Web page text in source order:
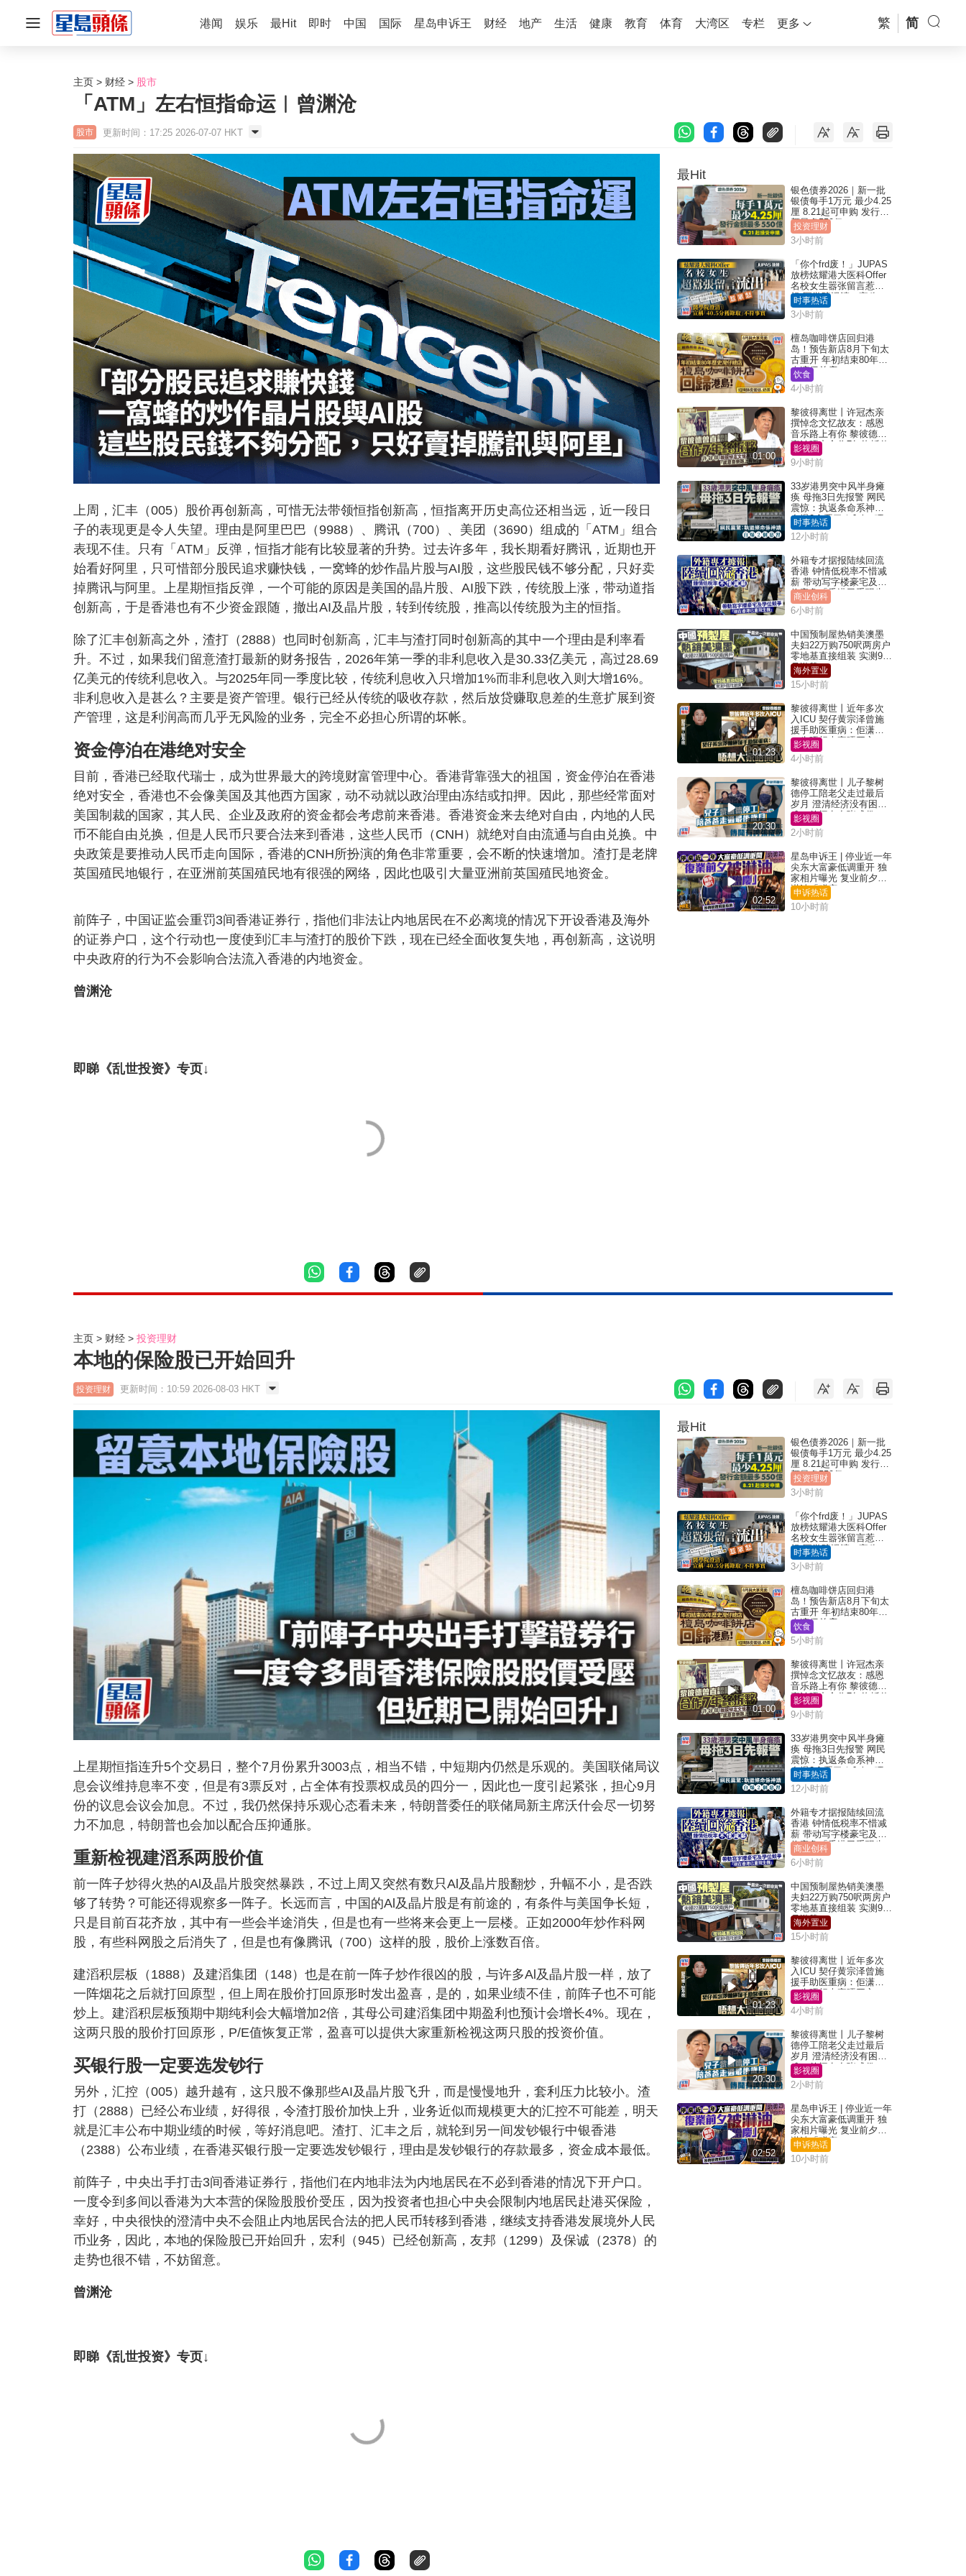
港闻 娱乐 最Hit 即时 中国 国际 星岛申诉王 财经 地产 生活 健康 教育 体育 大湾区 专栏 更多 繁 简
主页 财经 股市
「ATM」左右恒指命运︱曾渊沧
股市 更新时间：17:25 2026-07-07 HKT
上周，汇丰（005）股价再创新高，可惜无法带领恒指创新高，恒指离开历史高位还相当远，近一段日
子的表现更是令人失望。理由是阿里巴巴（9988）、腾讯（700）、美团（3690）组成的「ATM」组合
表现不佳。只有「ATM」反弹，恒指才能有比较显著的升势。过去许多年，我长期看好腾讯，近期也开
始看好阿里，只可惜部分股民追求赚快钱，一窝蜂的炒作晶片股与AI股，这些股民钱不够分配，只好卖
掉腾讯与阿里。上星期恒指反弹，一个可能的原因是美国的晶片股、AI股下跌，传统股上涨，带动道指
创新高，于是香港也有不少资金跟随，撤出AI及晶片股，转到传统股，推高以传统股为主的恒指。
除了汇丰创新高之外，渣打（2888）也同时创新高，汇丰与渣打同时创新高的其中一个理由是利率看
升。不过，如果我们留意渣打最新的财务报告，2026年第一季的非利息收入是30.33亿美元，高过28.69
亿美元的传统利息收入。与2025年同一季度比较，传统利息收入只增加1%而非利息收入则大增16%。
非利息收入是甚么？主要是资产管理。银行已经从传统的吸收存款，然后放贷赚取息差的生意扩展到资
产管理，这是利润高而几乎无风险的业务，完全不必担心所谓的坏帐。
资金停泊在港绝对安全
目前，香港已经取代瑞士，成为世界最大的跨境财富管理中心。香港背靠强大的祖国，资金停泊在香港
绝对安全，香港也不会像美国及其他西方国家，动不动就以政治理由冻结或扣押。因此，那些经常面对
美国制裁的国家，其人民、企业及政府的资金都会考虑前来香港。香港资金来去绝对自由，内地的人民
币不能自由兑换，但是人民币只要合法来到香港，这些人民币（CNH）就绝对自由流通与自由兑换。中
央政策是要推动人民币走向国际，香港的CNH所扮演的角色非常重要，会不断的快速增加。渣打是老牌
英国殖民地银行，在亚洲前英国殖民地有很强的网络，因此也吸引大量亚洲前英国殖民地资金。
前阵子，中国证监会重罚3间香港证券行，指他们非法让内地居民在不必离境的情况下开设香港及海外
的证券户口，这个行动也一度使到汇丰与渣打的股价下跌，现在已经全面收复失地，再创新高，这说明
中央政府的行为不会影响合法流入香港的内地资金。
曾渊沧
即睇《乱世投资》专页↓
最Hit
银色债券2026｜新一批
银债每手1万元 最少4.25
厘 8.21起可申购 发行金
额最多550亿
投资理财
3小时前
「你个frd废！」JUPAS
放榜炫耀港大医科Offer
名校女生嚣张留言惹众
怒 医学院澄清：宣称
「40.5分获录取」不符事
实｜Juicy叮
时事热话
3小时前
檀岛咖啡饼店回归港
岛！预告新店8月下旬太
古重开 年初结束80年历
史湾仔总店
饮食
4小时前
01:00
黎彼得离世丨许冠杰亲
撰悼念文忆故友：感恩
音乐路上有你 黎彼德曾
直认唔夹合作7年终拆伙
影视圈
9小时前
33岁港男突中风半身瘫
痪 母拖3日先报警 网民
震惊：执返条命系神迹
自爆2个恶习｜Juicy叮
时事热话
12小时前
外籍专才据报陆续回流
香港 钟情低税率不惜减
薪 带动写字楼豪宅及学
位竞争「香港已重现生
机」
商业创科
6小时前
中国预制屋热销美澳墨
夫妇22万购750呎两房户
零地基直接组装 实测9个
月激赞
海外置业
15小时前
01:23
黎彼得离世丨近年多次
入ICU 契仔黄宗泽曾施
援手助医重病：佢潇洒
一生唔想大家唔开心
影视圈
4小时前
20:30
黎彼得离世丨儿子黎树
德停工陪老父走过最后
岁月 澄清经济没有困
难：传闻有夸张成份
影视圈
2小时前
02:52
星岛申诉王 | 停业近一年
尖东大富豪低调重开 独
家相片曝光 复业前夕被
淋油「赠庆」
申诉热话
10小时前
主页 财经 投资理财
本地的保险股已开始回升
投资理财 更新时间：10:59 2026-08-03 HKT
上星期恒指连升5个交易日，整个7月份累升3003点，相当不错，中短期内仍然是乐观的。美国联储局议
息会议维持息率不变，但是有3票反对，占全体有投票权成员的四分一，因此也一度引起紧张，担心9月
份的议息会议会加息。不过，我仍然保持乐观心态看未来，特朗普委任的联储局新主席沃什会尽一切努
力不加息，特朗普也会加以配合压抑通胀。
重新检视建滔系两股价值
前一阵子炒得火热的Al及晶片股突然暴跌，不过上周又突然有数只Al及晶片股翻炒，升幅不小，是否跌
够了转势？可能还得观察多一阵子。长远而言，中国的Al及晶片股是有前途的，有条件与美国争长短，
只是目前百花齐放，其中有一些会半途消失，但是也有一些将来会更上一层楼。正如2000年炒作科网
股，有些科网股之后消失了，但是也有像腾讯（700）这样的股，股价上涨数百倍。
建滔积层板（1888）及建滔集团（148）也是在前一阵子炒作很凶的股，与许多Al及晶片股一样，放了
一阵烟花之后就打回原型，但上周在股价打回原形时发出盈喜，是的，如果业绩不佳，前阵子也不可能
炒上。建滔积层板预期中期纯利会大幅增加2倍，其母公司建滔集团中期盈利也预计会增长4%。现在，
这两只股的股价打回原形，P/E值恢复正常，盈喜可以提供大家重新检视这两只股的投资价值。
买银行股一定要选发钞行
另外，汇控（005）越升越有，这只股不像那些AI及晶片股飞升，而是慢慢地升，套利压力比较小。渣
打（2888）已经公布业绩，好得很，令渣打股价加快上升，业务近似而规模更大的汇控不可能差，明天
就是汇丰公布中期业绩的时候，等好消息吧。渣打、汇丰之后，就轮到另一间发钞银行中银香港
（2388）公布业绩，在香港买银行股一定要选发钞银行，理由是发钞银行的存款最多，资金成本最低。
前阵子，中央出手打击3间香港证券行，指他们在内地非法为内地居民在不必到香港的情况下开户口。
一度令到多间以香港为大本营的保险股股价受压，因为投资者也担心中央会限制内地居民赴港买保险，
幸好，中央很快的澄清中央不会阻止内地居民合法的把人民币转移到香港，继续支持香港发展境外人民
币业务，因此，本地的保险股已开始回升，宏利（945）已经创新高，友邦（1299）及保诚（2378）的
走势也很不错，不妨留意。
曾渊沧
即睇《乱世投资》专页↓
最Hit
银色债券2026｜新一批
银债每手1万元 最少4.25
厘 8.21起可申购 发行金
额最多550亿
投资理财
3小时前
「你个frd废！」JUPAS
放榜炫耀港大医科Offer
名校女生嚣张留言惹众
怒 医学院澄清：宣称
「40.5分获录取」不符事
实｜Juicy叮
时事热话
3小时前
檀岛咖啡饼店回归港
岛！预告新店8月下旬太
古重开 年初结束80年历
史湾仔总店
饮食
5小时前
01:00
黎彼得离世丨许冠杰亲
撰悼念文忆故友：感恩
音乐路上有你 黎彼德曾
直认唔夹合作7年终拆伙
影视圈
9小时前
33岁港男突中风半身瘫
痪 母拖3日先报警 网民
震惊：执返条命系神迹
自爆2个恶习｜Juicy叮
时事热话
12小时前
外籍专才据报陆续回流
香港 钟情低税率不惜减
薪 带动写字楼豪宅及学
位竞争「香港已重现生
机」
商业创科
6小时前
中国预制屋热销美澳墨
夫妇22万购750呎两房户
零地基直接组装 实测9个
月激赞
海外置业
15小时前
01:23
黎彼得离世丨近年多次
入ICU 契仔黄宗泽曾施
援手助医重病：佢潇洒
一生唔想大家唔开心
影视圈
4小时前
20:30
黎彼得离世丨儿子黎树
德停工陪老父走过最后
岁月 澄清经济没有困
难：传闻有夸张成份
影视圈
2小时前
02:52
星岛申诉王 | 停业近一年
尖东大富豪低调重开 独
家相片曝光 复业前夕被
淋油「赠庆」
申诉热话
10小时前